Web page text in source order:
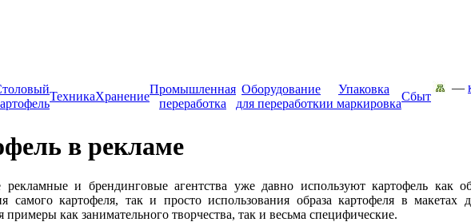
ТехникаХранение
Промышленная
переработка
Оборудование
для переработки
Упаковка
и маркировка
Сбыт
—
в рекламе
рекламные и брендинговые агентства уже давно используют картофель как
самого картофеля, так и просто использования образа картофеля в
примеры как занимательного творчества, так и весьма специфические.